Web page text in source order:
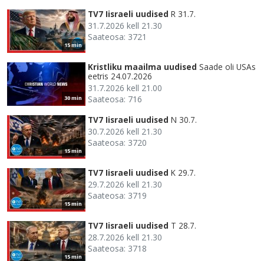
15 min
TV7 Iisraeli uudised R 31.7.
31.7.2026 kell 21.30
Saateosa: 3721
30 min
Kristliku maailma uudised Saade oli USAs
eetris 24.07.2026
31.7.2026 kell 21.00
Saateosa: 716
15 min
TV7 Iisraeli uudised N 30.7.
30.7.2026 kell 21.30
Saateosa: 3720
15 min
TV7 Iisraeli uudised K 29.7.
29.7.2026 kell 21.30
Saateosa: 3719
15 min
TV7 Iisraeli uudised T 28.7.
28.7.2026 kell 21.30
Saateosa: 3718